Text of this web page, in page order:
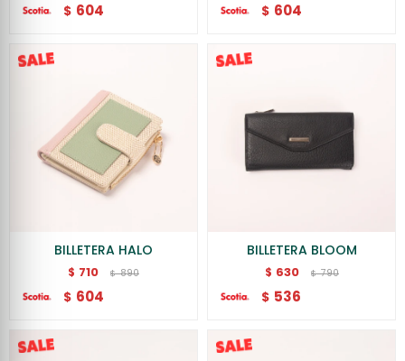
$ 604 $ 604
BILLETERA HALO
$ 710 $ 890
$ 604
BILLETERA BLOOM
$ 630 $ 790
$ 536